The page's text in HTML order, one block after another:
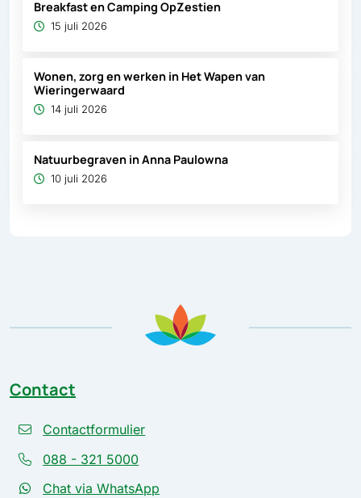
Breakfast en Camping OpZestien
15 juli 2026
Wonen, zorg en werken in Het Wapen van
Wieringerwaard
14 juli 2026
Natuurbegraven in Anna Paulowna
10 juli 2026
Contact
Contactformulier
088 - 321 5000
Chat via WhatsApp